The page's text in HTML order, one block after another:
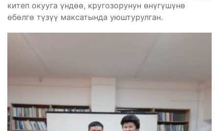
китеп окууга үндөө, кругозорунун өнүгүшүнө
өбөлгө түзүү максатында уюштурулган.